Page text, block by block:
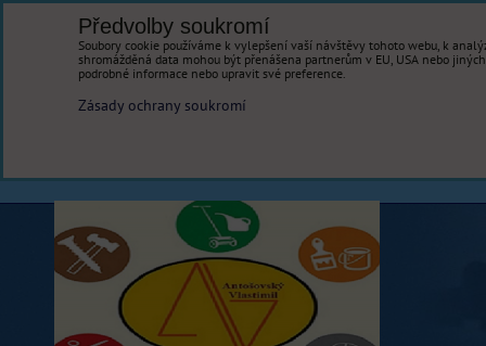
Předvolby soukromí
Soubory cookie používáme k vylepšení vaší návštěvy tohoto webu, k
shromážděná data mohou být přenášena partnerům v EU, USA nebo
podrobné informace nebo upravit své preference.
Zásady ochrany soukromí